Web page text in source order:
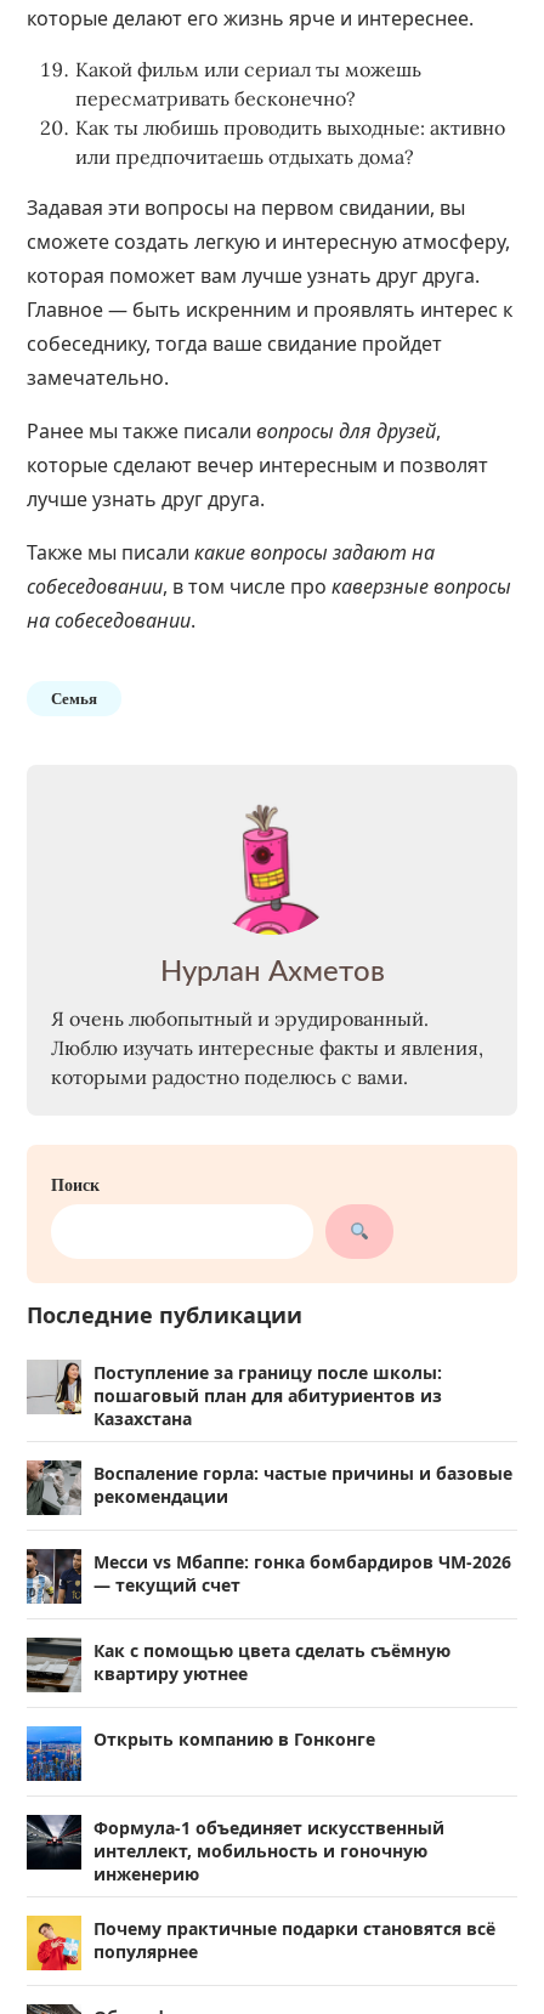
которые делают его жизнь ярче и интереснее.
Какой фильм или сериал ты можешь
пересматривать бесконечно?
Как ты любишь проводить выходные: активно
или предпочитаешь отдыхать дома?
Задавая эти вопросы на первом свидании, вы
сможете создать легкую и интересную атмосферу,
которая поможет вам лучше узнать друг друга.
Главное — быть искренним и проявлять интерес к
собеседнику, тогда ваше свидание пройдет
замечательно.
Ранее мы также писаливопросы для друзей,
которые сделают вечер интересным и позволят
лучше узнать друг друга.
Также мы писаликакие вопросы задают на
собеседовании, в том числе прокаверзные вопросы
на собеседовании.
Семья
Нурлан Ахметов
Я очень любопытный и эрудированный.
Люблю изучать интересные факты и явления,
которыми радостно поделюсь с вами.
Поиск
Последние публикации
Поступление за границу после школы:
пошаговый план для абитуриентов из
Казахстана
Воспаление горла: частые причины и базовые
рекомендации
Месси vs Мбаппе: гонка бомбардиров ЧМ-2026
— текущий счет
Как с помощью цвета сделать съёмную
квартиру уютнее
Открыть компанию в Гонконге
Формула-1 объединяет искусственный
интеллект, мобильность и гоночную
инженерию
Почему практичные подарки становятся всё
популярнее